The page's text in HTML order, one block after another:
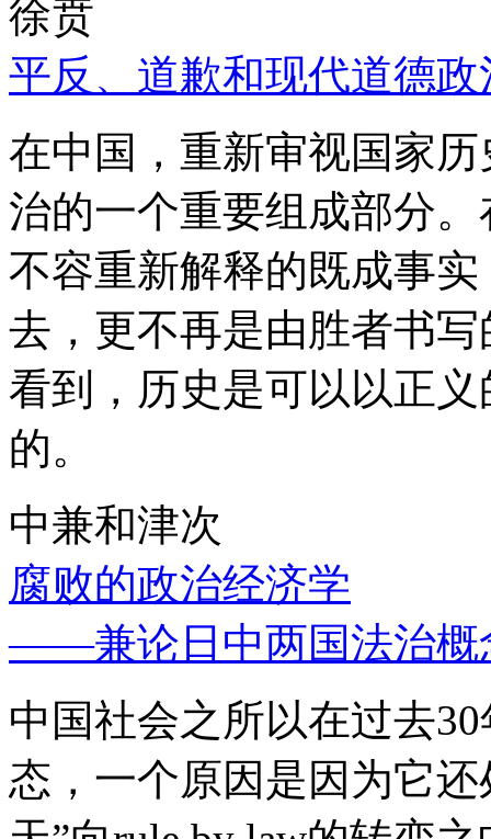
徐贲
平反、道歉和现代道德政
在中国，重新审视国家
治的一个重要组成部分
不容重新解释的既成事
去，更不再是由胜者书
看到，历史是可以以正
的。
中兼和津次
腐败的政治经济学
——兼论日中两国法治概
中国社会之所以在过去
态，一个原因是因为它